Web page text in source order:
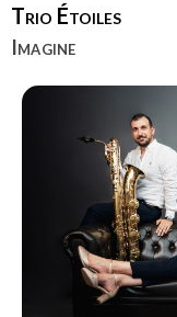
Trio Étoiles
Imagine